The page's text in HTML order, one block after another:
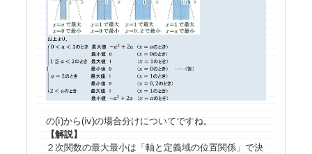
の(ⅰ)から(ⅳ)の場合分けについてですね。
【解説】
２次関数の最大最小は「軸と定義域の位置関係」で決